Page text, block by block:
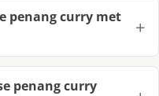
penang curry met
penang curry